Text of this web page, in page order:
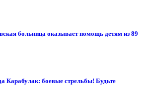
больница оказывает помощь детям из 89
Карабулак: боевые стрельбы! Будьте